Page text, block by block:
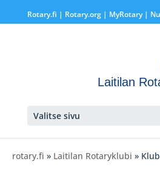
Rotary.fi | Rotary.org| MyRotary |
Laitilan
Valitse sivu
rotary.fi » Laitilan Rotaryklubi »